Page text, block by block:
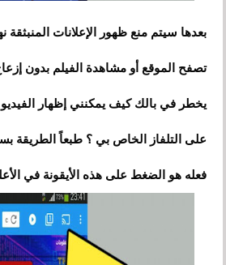
بعدها سيتم منع ظهور الإعلانات المنبثقة
تصفح الموقع أو مشاهدة الفيلم بدون
يخطر في بالك كيف يمكنني إظهار الفيديو
على التلفاز الخاص بي ؟ طبعاً الطريقة
فعله هو الضغط على هذه الأيقونة في